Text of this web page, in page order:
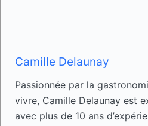
Camille Delaunay
Passionnée par la
vivre, Camille Delaunay est
avec plus de 10 ans